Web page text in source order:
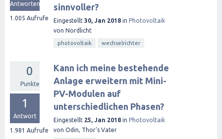
Antworten
1.005 Aufrufe
sinnvoller?
Eingestellt 30, Jan 2018 in Photovoltaik
von Nordlicht
photovoltaik wechselrichter
0
Punkte
1
Antwort
1.981 Aufrufe
Kann ich meine bestehende
Anlage erweitern mit Mini-
PV-Modulen auf
unterschiedlichen Phasen?
Eingestellt 25, Jan 2018 in Photovoltaik
von Odin, Thor's Vater